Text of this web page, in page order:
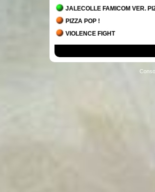
JALECOLLE FAMICOM VER.
PIZZA POP !
VIOLENCE FIGHT
ZOOL
SUPER BACK TO THE